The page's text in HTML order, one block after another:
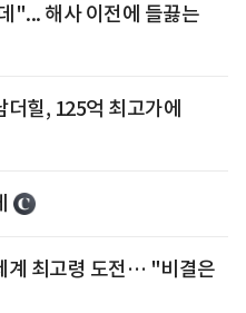
"... 해사 이전에 들끓는
힐, 125억 최고가에
계 최고령 도전… "비결은